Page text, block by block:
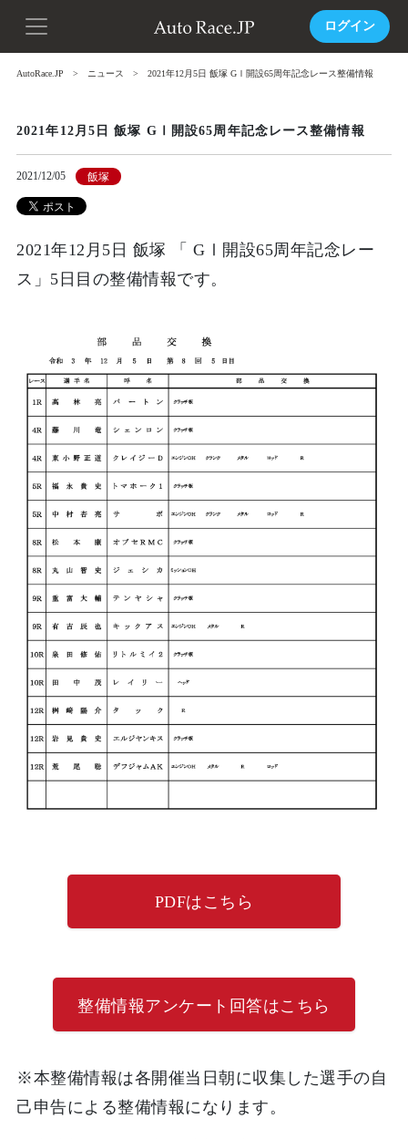
ログイン
AutoRace.JP ニュース 2021年12月5日 飯塚 GⅠ開設65周年記念レース整備情報
2021年12月5日 飯塚 GⅠ開設65周年記念レース整備情報
2021/12/05 飯塚
2021年12月5日 飯塚 「 GⅠ開設65周年記念レー
ス」5日目の整備情報です。
PDFはこちら
整備情報アンケート回答はこちら
※本整備情報は各開催当日朝に収集した選手の自
己申告による整備情報になります。